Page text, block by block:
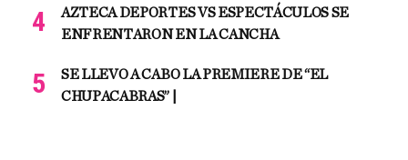
AZTECA DEPORTES VS ESPECTÁCULOS SE
ENFRENTARON EN LA CANCHA
SE LLEVO A CABO LA PREMIERE DE “EL
CHUPACABRAS” |